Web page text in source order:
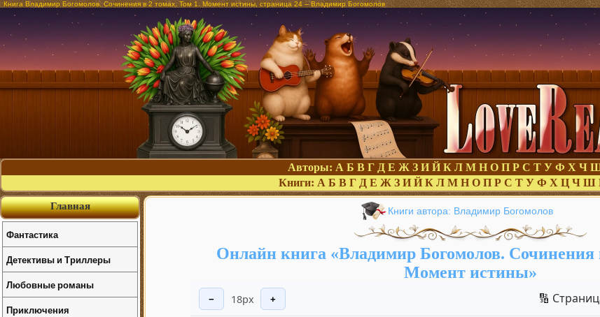
Книга Владимир Богомолов. Сочинения в 2 томах. Том 1. Момент истины, страница 24 – Владимир Богомолов
Авторы: А Б В Г Д Е Ж З И Й К Л М Н О П Р С Т У Ф Х Ч
Книги: А Б В Г Д Е Ж З И Й К Л М Н О П Р С Т У Ф Х Ц Ч Ш
Книги автора: Владимир Богомолов
Онлайн книга «Владимир Богомолов. Сочинения
Момент истины»
− 18px + 🔢
Главная
Фантастика
Детективы и Триллеры
Любовные романы
Приключения